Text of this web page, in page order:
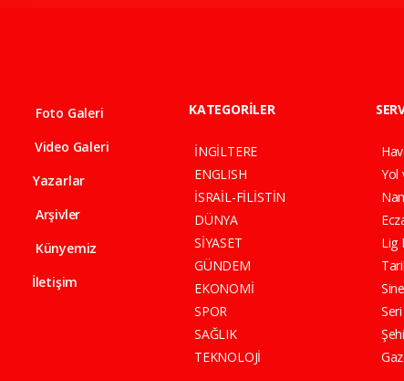
Foto Galeri
Video Galeri
Yazarlar
Arşivler
Künyemiz
İletişim
KATEGORİLER
İNGİLTERE
ENGLISH
İSRAİL-FİLİSTİN
DÜNYA
SİYASET
GÜNDEM
EKONOMİ
SPOR
SAĞLIK
TEKNOLOJİ
Yol
Lig